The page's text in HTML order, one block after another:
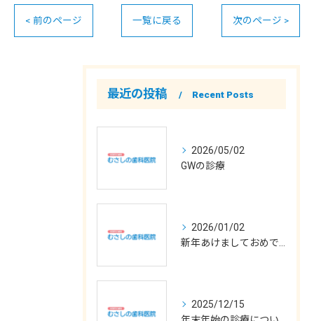
< 前のページ 一覧に戻る 次のページ >
最近の投稿 Recent Posts
2026/05/02
GWの診療
2026/01/02
2025/12/15